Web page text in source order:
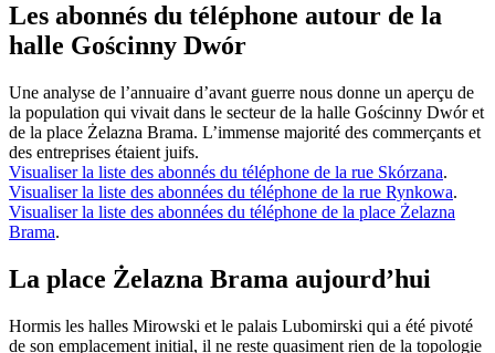
Les abonnés du téléphone autour de la
halle Gościnny Dwór
Une analyse de l’annuaire d’avant guerre nous donne un aperçu de
la population qui vivait dans le secteur de la halle Gościnny Dwór et
de la place Żelazna Brama. L’immense majorité des commerçants et
des entreprises étaient juifs.
Visualiser la liste des abonnés du téléphone de la rue Skórzana.
Visualiser la liste des abonnées du téléphone de la rue Rynkowa.
Visualiser la liste des abonnées du téléphone de la place Żelazna
Brama.
La place Żelazna Brama aujourd’hui
Hormis les halles Mirowski et le palais Lubomirski qui a été pivoté
de son emplacement initial, il ne reste quasiment rien de la topologie